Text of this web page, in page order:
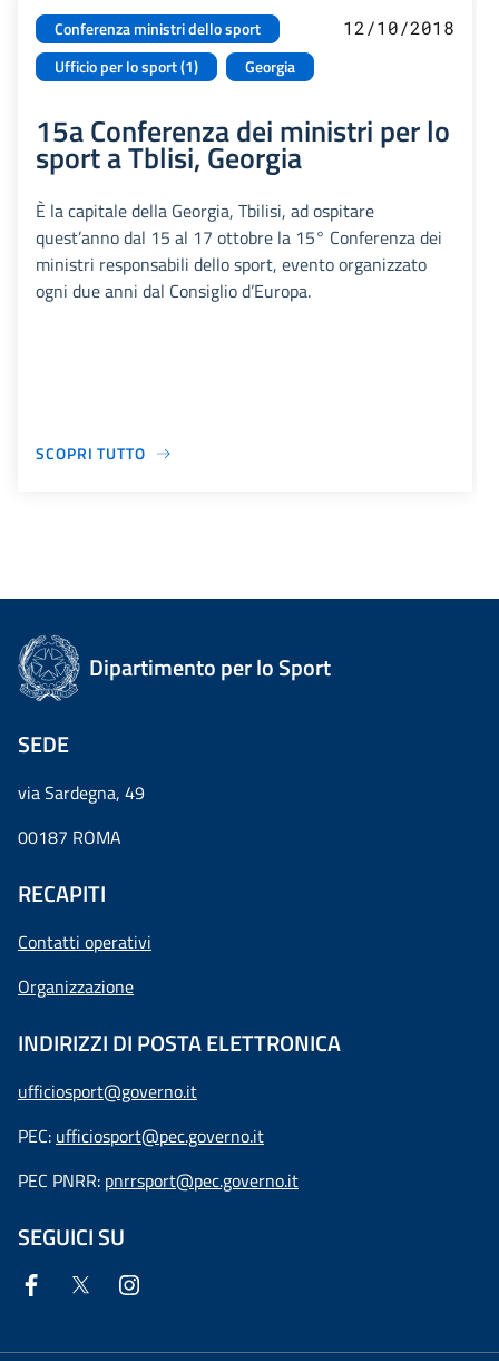
Conferenza ministri dello sport
Ufficio per lo sport (1)
Georgia
12/10/2018
15a Conferenza dei ministri per lo
sport a Tblisi, Georgia
È la capitale della Georgia, Tbilisi, ad ospitare
quest’anno dal 15 al 17 ottobre la 15° Conferenza dei
ministri responsabili dello sport, evento organizzato
ogni due anni dal Consiglio d’Europa.
SCOPRI TUTTO
Dipartimento per lo Sport
SEDE
via Sardegna, 49
00187 ROMA
RECAPITI
Contatti operativi
Organizzazione
INDIRIZZI DI POSTA ELETTRONICA
ufficiosport@governo.it
PEC: ufficiosport@pec.governo.it
PEC PNRR: pnrrsport@pec.governo.it
SEGUICI SU